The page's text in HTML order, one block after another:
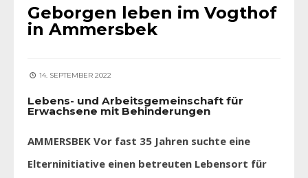
Geborgen leben im Vogthof
in Ammersbek
14. SEPTEMBER 2022
Lebens- und Arbeitsgemeinschaft für
Erwachsene mit Behinderungen
AMMERSBEK Vor fast 35 Jahren suchte eine
Elterninitiative einen betreuten Lebensort für